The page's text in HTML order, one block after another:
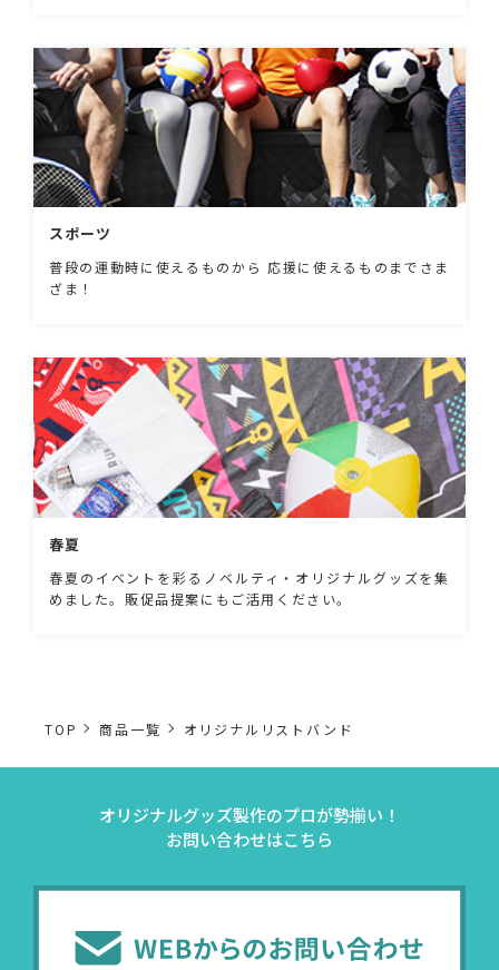
スポーツ
普段の運動時に使えるものから 応援に使えるものまでさま
ざま！
春夏
春夏のイベントを彩るノベルティ・オリジナルグッズを集
めました。販促品提案にもご活用ください。
TOP 商品一覧 オリジナルリストバンド
オリジナルグッズ製作のプロが勢揃い！
お問い合わせはこちら